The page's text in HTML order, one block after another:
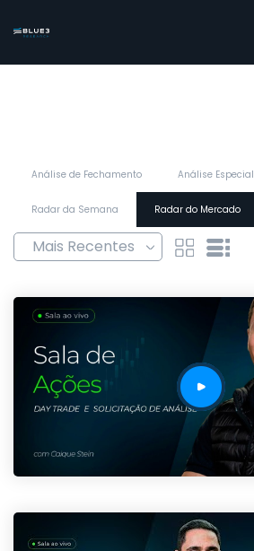
Análise de Fechamento Análise Especial
Radar da Semana Radar do Mercado